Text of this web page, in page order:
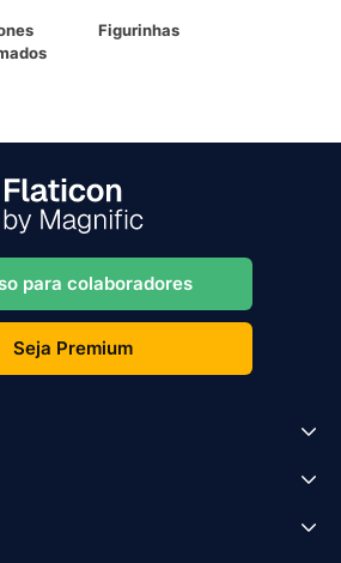
Figurinhas
para colaboradores
Seja Premium